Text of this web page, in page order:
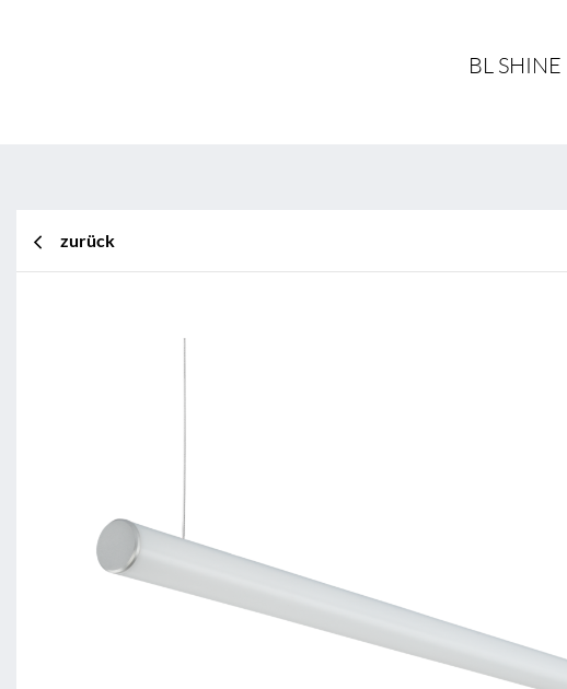
BL Shine XConfig - Sie stellen Ihr Produkt nach Ihren
zusammen
BL
zurück